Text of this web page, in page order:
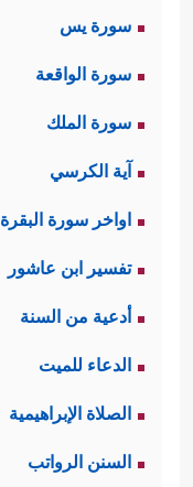
سورة يس
سورة الواقعة
سورة الملك
آية الكرسي
اواخر سورة البقرة
تفسير ابن عاشور
أدعية من السنة
الدعاء للميت
الصلاة الإبراهيمية
السنن الرواتب